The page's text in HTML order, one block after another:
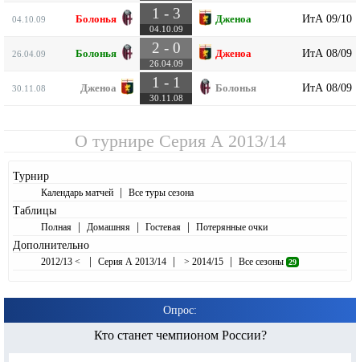
04.10.09 Болонья 1 - 3
04.10.09
Дженоа ИтА 09/10
26.04.09 Болонья 2 - 0
26.04.09
Дженоа ИтА 08/09
30.11.08 Дженоа 1 - 1
30.11.08
Болонья ИтА 08/09
О турнире Серия А 2013/14
Турнир
Календарь матчей | Все туры сезона
Таблицы
Полная | Домашняя | Гостевая | Потерянные очки
Дополнительно
2012/13 < | Серия А 2013/14 | > 2014/15 | Все сезоны 29
Опрос:
Кто станет чемпионом России?